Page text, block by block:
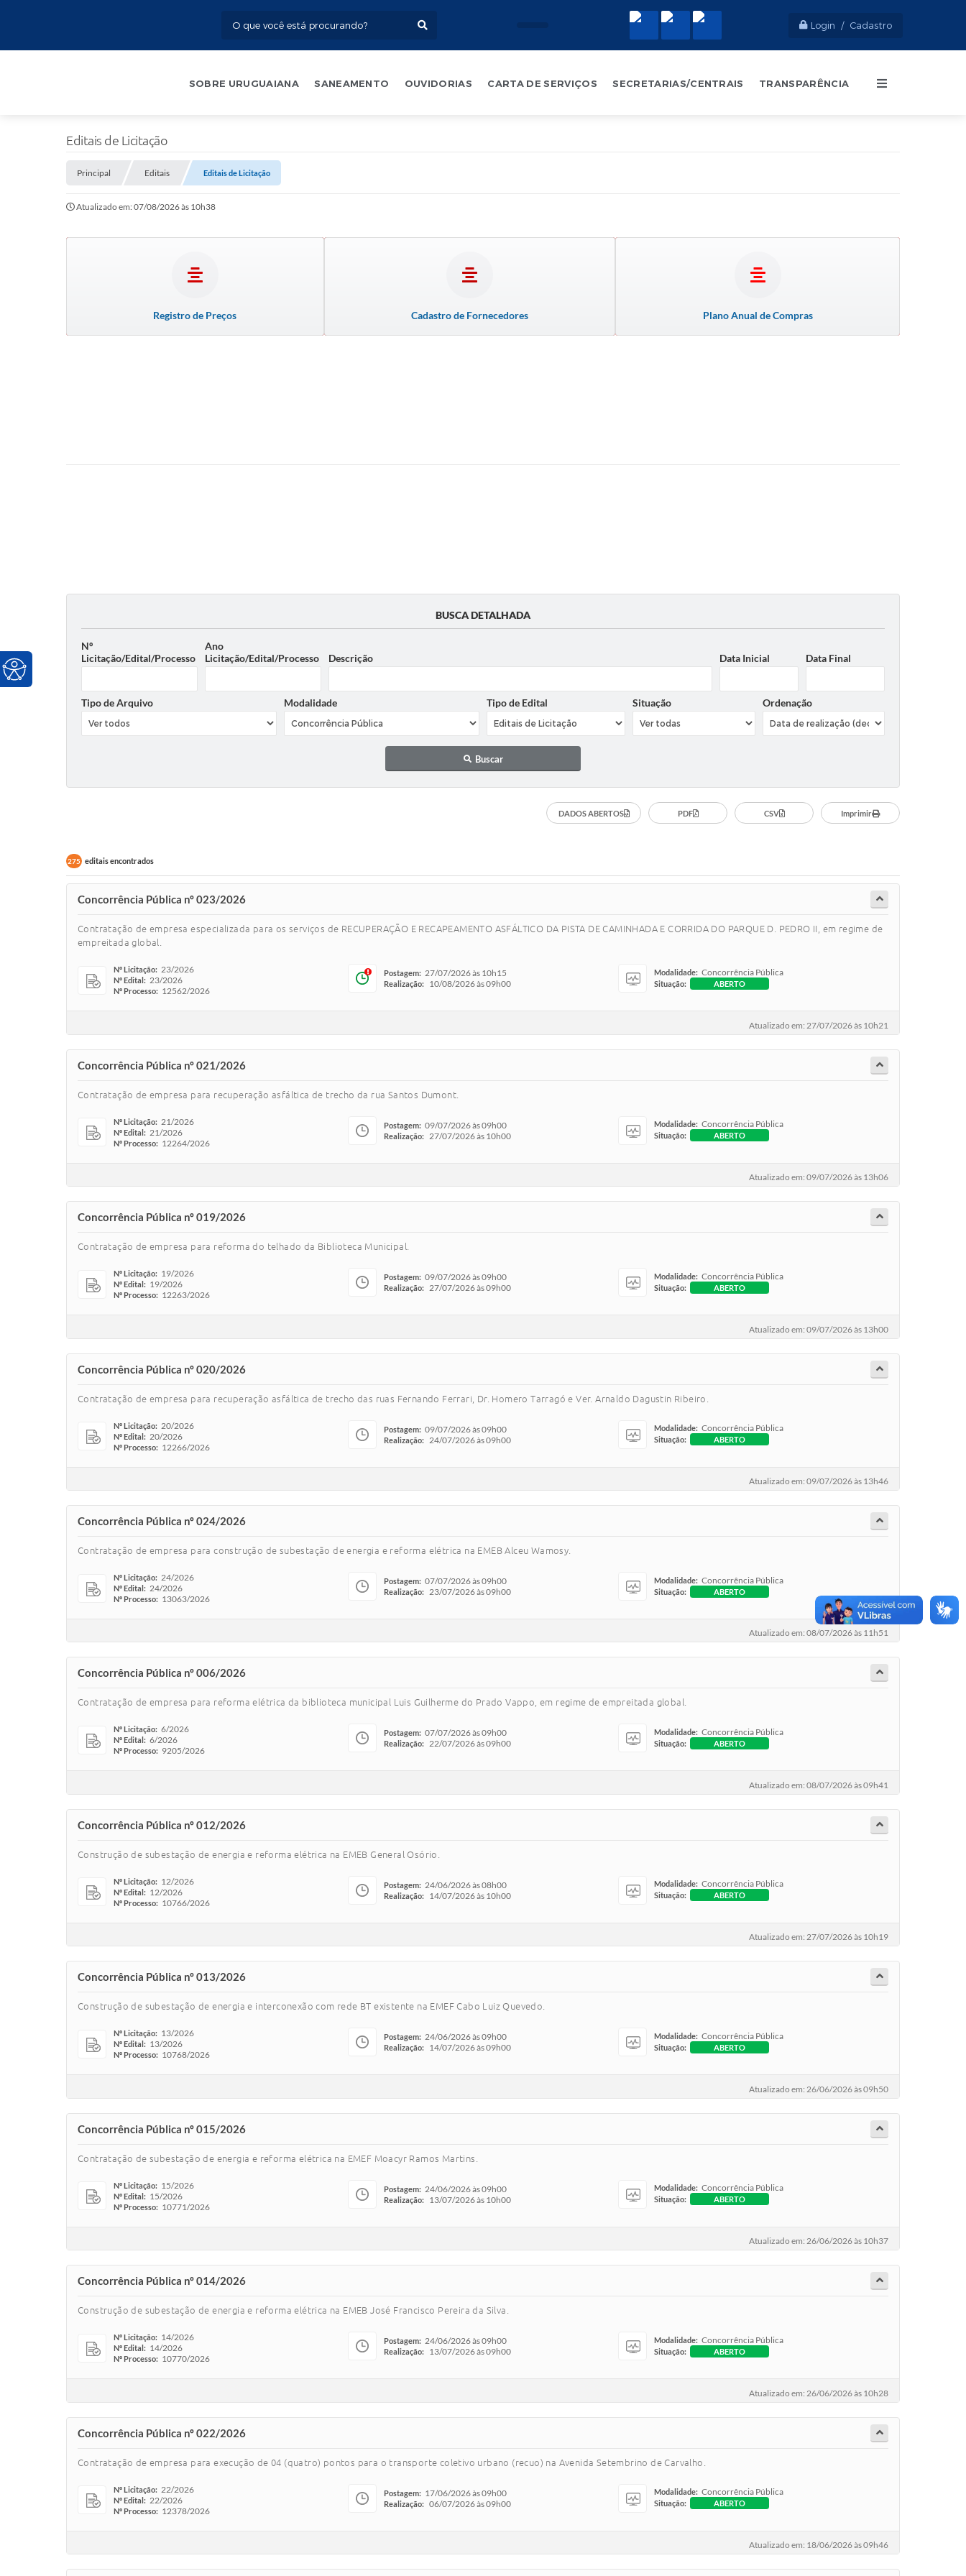
Login / Cadastro
SOBRE URUGUAIANA SANEAMENTO OUVIDORIAS CARTA DE SERVIÇOS SECRETARIAS/CENTRAIS TRANSPARÊNCIA
Editais de Licitação
Principal Editais Editais de Licitação
Atualizado em: 07/08/2026 às 10h38
Registro de Preços Cadastro de Fornecedores Plano Anual de Compras
BUSCA DETALHADA
Nº
Licitação/Edital/Processo
Ano
Licitação/Edital/Processo
Descrição Data Inicial Data Final
Tipo de Arquivo Modalidade Tipo de Edital Situação Ordenação
Buscar
DADOS ABERTOS PDF CSV Imprimir
275 editais encontrados
Concorrência Pública nº 023/2026
Contratação de empresa especializada para os serviços de RECUPERAÇÃO E RECAPEAMENTO ASFÁLTICO DA PISTA DE CAMINHADA E CORRIDA DO PARQUE D. PEDRO II, em regime de
empreitada global.
Nº Licitação: 23/2026
Nº Edital: 23/2026
Nº Processo: 12562/2026
Postagem: 27/07/2026 às 10h15
Realização: 10/08/2026 às 09h00
Modalidade: Concorrência Pública
Situação: ABERTO
Atualizado em: 27/07/2026 às 10h21
Concorrência Pública nº 021/2026
Contratação de empresa para recuperação asfáltica de trecho da rua Santos Dumont.
Nº Licitação: 21/2026
Nº Edital: 21/2026
Nº Processo: 12264/2026
Postagem: 09/07/2026 às 09h00
Realização: 27/07/2026 às 10h00
Modalidade: Concorrência Pública
Situação: ABERTO
Atualizado em: 09/07/2026 às 13h06
Concorrência Pública nº 019/2026
Contratação de empresa para reforma do telhado da Biblioteca Municipal.
Nº Licitação: 19/2026
Nº Edital: 19/2026
Nº Processo: 12263/2026
Postagem: 09/07/2026 às 09h00
Realização: 27/07/2026 às 09h00
Modalidade: Concorrência Pública
Situação: ABERTO
Atualizado em: 09/07/2026 às 13h00
Concorrência Pública nº 020/2026
Contratação de empresa para recuperação asfáltica de trecho das ruas Fernando Ferrari, Dr. Homero Tarragó e Ver. Arnaldo Dagustin Ribeiro.
Nº Licitação: 20/2026
Nº Edital: 20/2026
Nº Processo: 12266/2026
Postagem: 09/07/2026 às 09h00
Realização: 24/07/2026 às 09h00
Modalidade: Concorrência Pública
Situação: ABERTO
Atualizado em: 09/07/2026 às 13h46
Concorrência Pública nº 024/2026
Contratação de empresa para construção de subestação de energia e reforma elétrica na EMEB Alceu Wamosy.
Nº Licitação: 24/2026
Nº Edital: 24/2026
Nº Processo: 13063/2026
Postagem: 07/07/2026 às 09h00
Realização: 23/07/2026 às 09h00
Modalidade: Concorrência Pública
Situação: ABERTO
Atualizado em: 08/07/2026 às 11h51
Concorrência Pública nº 006/2026
Contratação de empresa para reforma elétrica da biblioteca municipal Luis Guilherme do Prado Vappo, em regime de empreitada global.
Nº Licitação: 6/2026
Nº Edital: 6/2026
Nº Processo: 9205/2026
Postagem: 07/07/2026 às 09h00
Realização: 22/07/2026 às 09h00
Modalidade: Concorrência Pública
Situação: ABERTO
Atualizado em: 08/07/2026 às 09h41
Concorrência Pública nº 012/2026
Construção de subestação de energia e reforma elétrica na EMEB General Osório.
Nº Licitação: 12/2026
Nº Edital: 12/2026
Nº Processo: 10766/2026
Postagem: 24/06/2026 às 08h00
Realização: 14/07/2026 às 10h00
Modalidade: Concorrência Pública
Situação: ABERTO
Atualizado em: 27/07/2026 às 10h19
Concorrência Pública nº 013/2026
Construção de subestação de energia e interconexão com rede BT existente na EMEF Cabo Luiz Quevedo.
Nº Licitação: 13/2026
Nº Edital: 13/2026
Nº Processo: 10768/2026
Postagem: 24/06/2026 às 09h00
Realização: 14/07/2026 às 09h00
Modalidade: Concorrência Pública
Situação: ABERTO
Atualizado em: 26/06/2026 às 09h50
Concorrência Pública nº 015/2026
Contratação de subestação de energia e reforma elétrica na EMEF Moacyr Ramos Martins.
Nº Licitação: 15/2026
Nº Edital: 15/2026
Nº Processo: 10771/2026
Postagem: 24/06/2026 às 09h00
Realização: 13/07/2026 às 10h00
Modalidade: Concorrência Pública
Situação: ABERTO
Atualizado em: 26/06/2026 às 10h37
Concorrência Pública nº 014/2026
Construção de subestação de energia e reforma elétrica na EMEB José Francisco Pereira da Silva.
Nº Licitação: 14/2026
Nº Edital: 14/2026
Nº Processo: 10770/2026
Postagem: 24/06/2026 às 09h00
Realização: 13/07/2026 às 09h00
Modalidade: Concorrência Pública
Situação: ABERTO
Atualizado em: 26/06/2026 às 10h28
Concorrência Pública nº 022/2026
Contratação de empresa para execução de 04 (quatro) pontos para o transporte coletivo urbano (recuo) na Avenida Setembrino de Carvalho.
Nº Licitação: 22/2026
Nº Edital: 22/2026
Nº Processo: 12378/2026
Postagem: 17/06/2026 às 09h00
Realização: 06/07/2026 às 09h00
Modalidade: Concorrência Pública
Situação: ABERTO
Atualizado em: 18/06/2026 às 09h46